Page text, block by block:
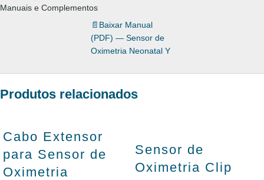
Manuais e Complementos
📄 Baixar Manual
(PDF) — Sensor de
Oximetria Neonatal Y
Produtos relacionados
Cabo Extensor
para Sensor de
Oximetria
Sensor de
Oximetria Clip